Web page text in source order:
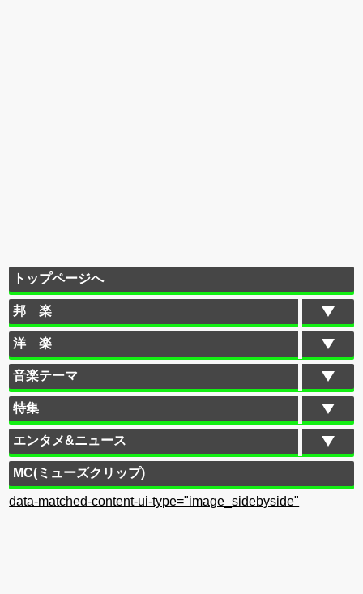
トップページへ
邦 楽
洋 楽
音楽テーマ
特集
エンタメ&ニュース
MC(ミューズクリップ)
data-matched-content-ui-type="image_sidebyside"